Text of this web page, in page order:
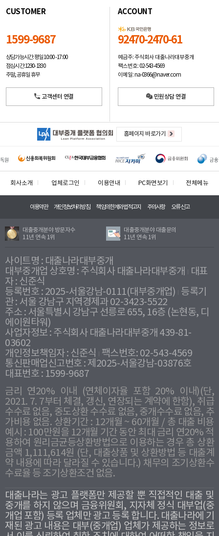
CUSTOMER
1599-9687
상담가능시간: 평일10:00 -17:00
점심시간: 12:30 - 13:30
주말, 공휴일 휴무
고객센터 연결
ACCOUNT
92470-2470-61
예금주: 주식회사 대출나라대부중개
팩스번호: 02-543-4569
이메일: na-0366@naver.com
민원상담 연결
홈페이지 바로가기
회사소개 업체로그인 이용안내 PC화면보기 전체메뉴
이용약관 개인정보처리방침 책임의한계와법적고지 주의사항 오류신고
대출중개분야 방문자수
11년 연속 1위
대출중개분야 대출문의
11년 연속 1위
사이트명 : 대출나라대부중개
대부중개업 상호명 : 주식회사 대출나라대부중개
대표
자 : 신준식
등록번호 : 2025-서울강남-0111(대부중개업) 등록기
관 : 서울 강남구 지역경제과 02-3423-5522
주소 : 서울특별시 강남구 선릉로 655, 16층 (논현동, 디
에이원타워)
사업자정보 : 주식회사 대출나라대부중개 439-81-
03602
개인정보책임자 : 신준식
팩스번호: 02-543-4569
통신판매업신고번호 : 제2025-서울강남-03876호
대표번호 : 1599-9687
금리 연20% 이내 (연체이자율 포함 20% 이내)(단,
2021. 7. 7부터 체결, 갱신, 연장되는 계약에 한함), 취급
수수료 없음, 중도상환 수수료 없음, 중개수수료 없음, 추
가비용 없음. 상환기간 : 12개월 ~ 60개월 / 총 대출 비용
예시 : 100만원을 12개월 기간 동안 최대 금리 연20% 적
용하여 원리금균등상환방법으로 이용하는 경우 총 상환
금액 1,111,614원 (단, 대출상품 및 상환방법 등 대출계
약 내용에 따라 달라질 수 있습니다.) 채무의 조기상환수
수료율 등 조기상환조건 없음.
대출나라는 광고 플랫폼만 제공할 뿐 직접적인 대출 및
중개를 하지 않으며 금융위원회, 지자체 정식 대부업(중
개업 포함) 등록 업체만 광고 등록 합니다. 대출나라에 기
재된 광고 내용은 대부(중개업) 업체가 제공하는 정보로